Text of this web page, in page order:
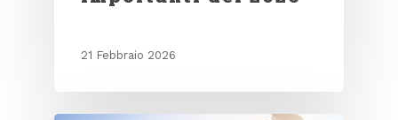
21 Febbraio 2026